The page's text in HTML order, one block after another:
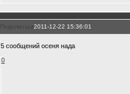
Поделиться2011-12-22 15:36:01
5 сообщений осеня нада
0